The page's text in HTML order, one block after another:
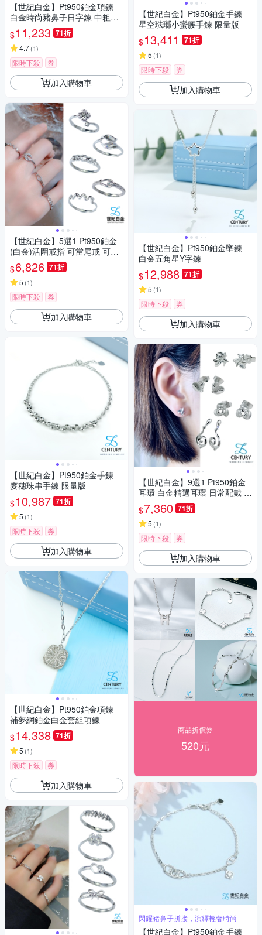
【世紀白金】Pt950鉑金項鍊
白金時尚豬鼻子日字鍊 中粗寬
1.6mm 日常好搭配
$11,233 71折
4.7(1)
限時下殺 券
加入購物車
【世紀白金】5選1 Pt950鉑金
(白金)活圍戒指 可當尾戒 可自
用送禮 可碰溫泉海水永不褪色
$6,826 71折
5 (1)
限時下殺 券
加入購物車
【世紀白金】Pt950鉑金手鍊
麥穗珠串手鍊 限量版
$10,987 71折
5 (1)
限時下殺 券
加入購物車
【世紀白金】Pt950鉑金項鍊
補夢網鉑金白金套組項鍊
$14,338 71折
5 (1)
限時下殺 券
加入購物車
【世紀白金】Pt950鉑金手鍊
星空琺瑯小蠻腰手鍊 限量版
$13,411 71折
5 (1)
限時下殺 券
加入購物車
【世紀白金】Pt950鉑金墜鍊
白金五角星Y字鍊
$12,988 71折
5 (1)
限時下殺 券
加入購物車
【世紀白金】9選1 Pt950鉑金
耳環 白金精選耳環 日常配戴 不
怕過敏 褪色
$7,360 71折
5 (1)
限時下殺 券
加入購物車
商品折價券
520元
閃耀豬鼻子拼接，演繹輕奢時尚
【世紀白金】Pt950鉑金手鍊